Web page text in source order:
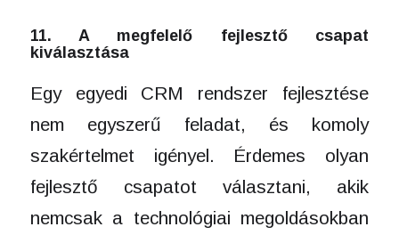
11. A megfelelő fejlesztő csapat
kiválasztása
Egy egyedi CRM rendszer fejlesztése
nem egyszerű feladat, és komoly
szakértelmet igényel. Érdemes olyan
fejlesztő csapatot választani, akik
nemcsak a technológiai megoldásokban